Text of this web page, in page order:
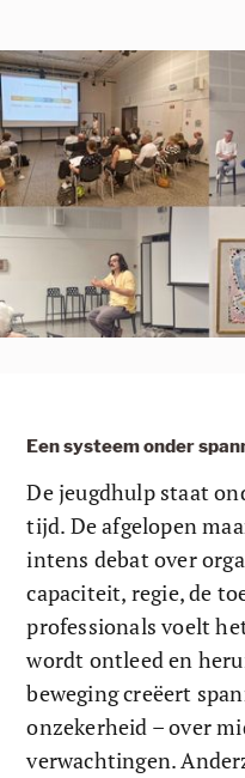
Een systeem onder
De jeugdhulp staat
tijd. De afgelopen
intens debat over
capaciteit, regie, de
professionals voelt
wordt ontleed en
beweging creëert
onzekerheid – over
verwachtingen.